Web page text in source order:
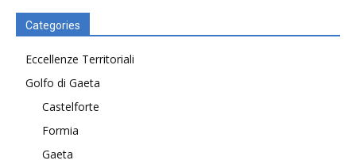
Categories
Eccellenze Territoriali
Golfo di Gaeta
Castelforte
Formia
Gaeta